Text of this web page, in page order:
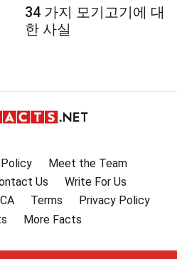
34 가지 모기고기에 대
한 사실
Meet the Team
Us
Write For Us
Terms
Privacy Policy
More Facts